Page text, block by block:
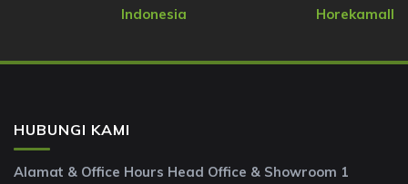
Indonesia
Horekamall
HUBUNGI KAMI
Alamat & Office Hours Head Office & Showroom 1